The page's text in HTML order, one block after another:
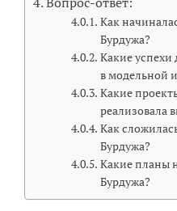
Как
Бурдужа?
Какие успехи
в модельной
Какие
реализовала
Как
Бурдужа?
Какие планы
Бурдужа?